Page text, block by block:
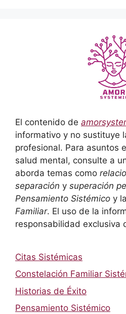
El contenido de
informativo y no sustituye
profesional. Para asuntos
salud mental, consulte a
aborda temas como
separación y superación
Pensamiento Sistémico y la
Familiar. El uso de la
responsabilidad exclusiva
Citas Sistémicas
Constelación Familiar
Historias de Éxito
Pensamiento Sistémico